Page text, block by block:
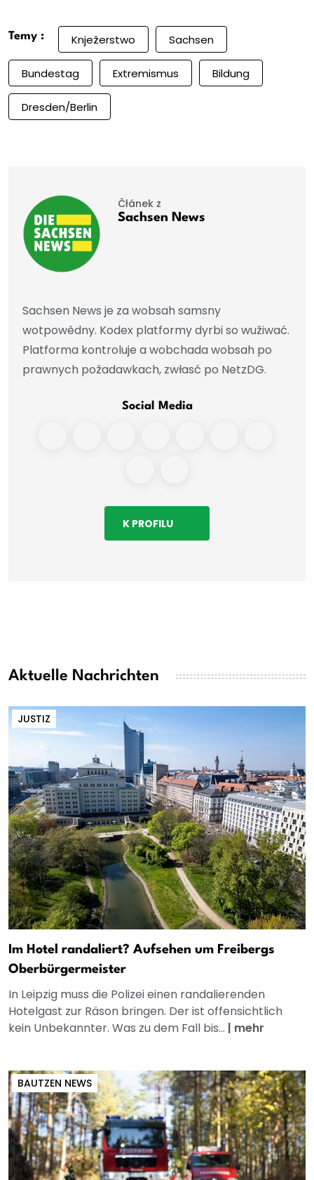
Temy : Knježerstwo Sachsen
Bundestag Extremismus Bildung
Dresden/Berlin
Čłánek z
Sachsen News
Sachsen News je za wobsah samsny
wotpowědny. Kodex platformy dyrbi so wužiwać.
Platforma kontroluje a wobchada wobsah po
prawnych požadawkach, zwłasć po NetzDG.
Social Media
K PROFILU
Aktuelle Nachrichten
JUSTIZ
Im Hotel randaliert? Aufsehen um Freibergs
Oberbürgermeister
In Leipzig muss die Polizei einen randalierenden
Hotelgast zur Räson bringen. Der ist offensichtlich
kein Unbekannter. Was zu dem Fall bis... | mehr
BAUTZEN NEWS